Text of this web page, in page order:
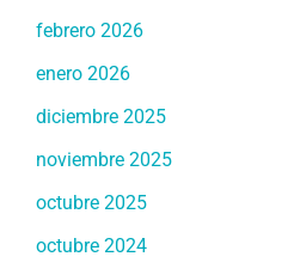
febrero 2026
enero 2026
diciembre 2025
noviembre 2025
octubre 2025
octubre 2024